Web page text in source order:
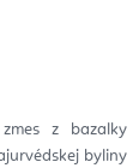
z bazalky
byliny